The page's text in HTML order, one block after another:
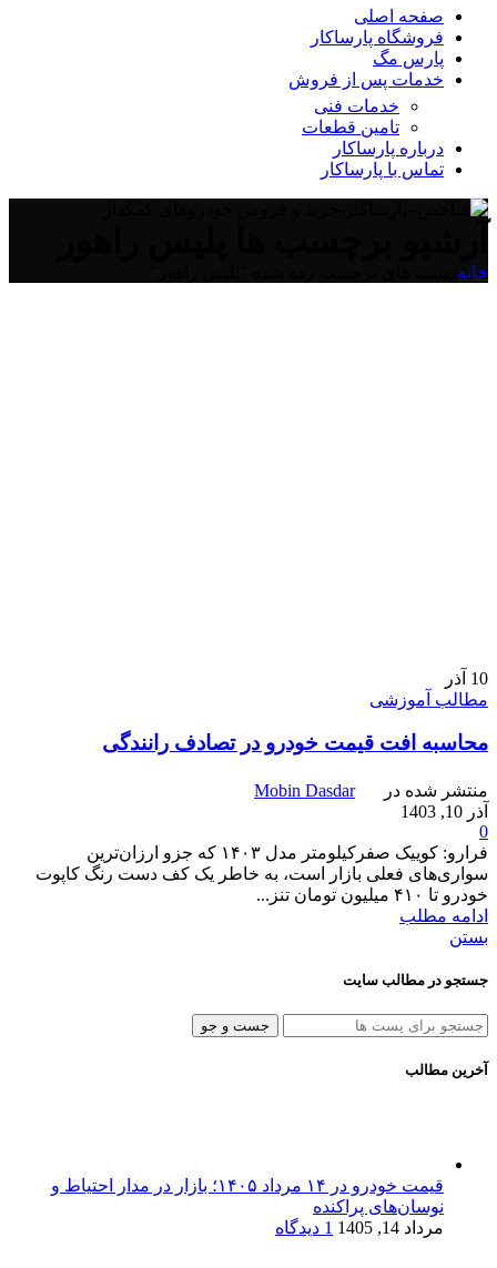
صفحه اصلی
فروشگاه پارساکار
پارس مگ
خدمات پس از فروش
خدمات فنی
تامین قطعات
درباره پارساکار
تماس با پارساکار
خانه
10 آذر
مطالب آموزشی
محاسبه افت قیمت خودرو در تصادف رانندگی
منتشر شده در
Mobin Dasdar
آذر 10, 1403
0
فرارو: کوییک صفرکیلومتر مدل ۱۴۰۳ که جزو ارزان‌ترین
سواری‌های فعلی بازار است، به خاطر یک کف دست رنگ‌ کاپوت
خودرو تا ۴۱۰ میلیون تومان تنز...
ادامه مطلب
بستن
جستجو در مطالب سایت
جست و جو
آخرین مطالب
قیمت خودرو در ۱۴ مرداد ۱۴۰۵؛ بازار در مدار احتیاط و
نوسان‌های پراکنده
مرداد 14, 1405
1 دیدگاه